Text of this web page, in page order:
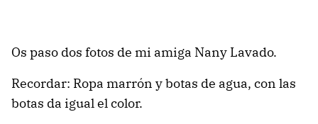
Os paso dos fotos de mi amiga Nany Lavado.
Recordar: Ropa marrón y botas de agua, con las
botas da igual el color.